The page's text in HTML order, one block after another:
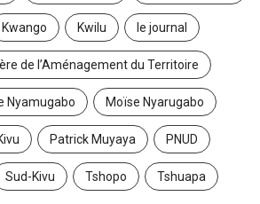
Kwango Kwilu le journal
de l’Aménagement du Territoire
Nyamugabo Moïse Nyarugabo
Patrick Muyaya PNUD
Sud-Kivu Tshopo Tshuapa